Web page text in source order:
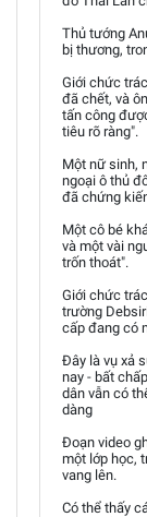
Thủ tướng
bị thương,
Giới chức
đã chết, và
tấn công
tiêu rõ ràng".
Một nữ sinh,
ngoại ô thủ
đã chứng
Một cô bé
và một vài
trốn thoát".
Giới chức
trường
cấp đang có
Đây là vụ xả
nay - bất
dân vẫn có
dàng
Đoạn video
một lớp học,
vang lên.
Có thể thấy